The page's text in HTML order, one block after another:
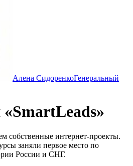
Алена СидоренкоГенеральный
собственные интернет-проекты.
заняли первое место по
России и СНГ.